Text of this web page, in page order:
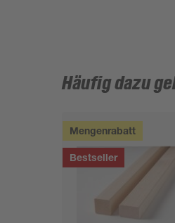
Häufig dazu
Mengenrabatt
Bestseller